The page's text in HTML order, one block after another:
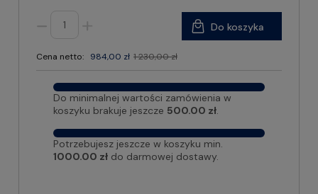
Cena netto: 984,00 zł 1 230,00 zł
Do koszyka
Do minimalnej wartości zamówienia w
koszyku brakuje jeszcze 500.00 zł.
Potrzebujesz jeszcze w koszyku min.
1000.00 zł do darmowej dostawy.